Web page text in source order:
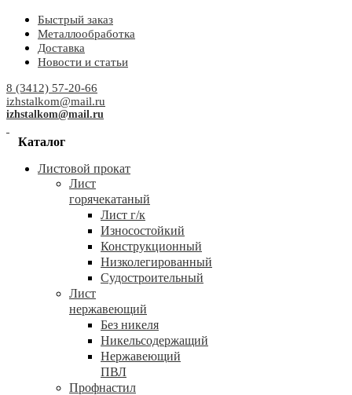
Быстрый заказ
Металлообработка
Доставка
Новости и статьи
8 (3412) 57-20-66
izhstalkom@mail.ru
izhstalkom@mail.ru
Каталог
Листовой прокат
Лист
горячекатаный
Лист г/к
Износостойкий
Конструкционный
Низколегированный
Судостроительный
Лист
нержавеющий
Без никеля
Никельсодержащий
Нержавеющий
ПВЛ
Профнастил